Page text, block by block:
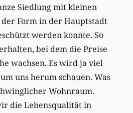
Siedlung mit kleinen
Form in der Hauptstadt
werden konnte. So
bei dem die Preise
wachsen. Es wird ja viel
uns herum schauen. Was
Wohnraum.
die Lebensqualität in